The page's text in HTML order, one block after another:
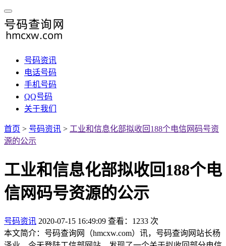
号码资讯
电话号码
手机号码
QQ号码
关于我们
首页 > 号码资讯 > 工业和信息化部拟收回188个电信网码号资
源的公示
工业和信息化部拟收回188个电
信网码号资源的公示
号码资讯 2020-07-15 16:49:09 查看：1233 次
本文简介：号码查询网（hmcxw.com）讯，号码查询网站长杨